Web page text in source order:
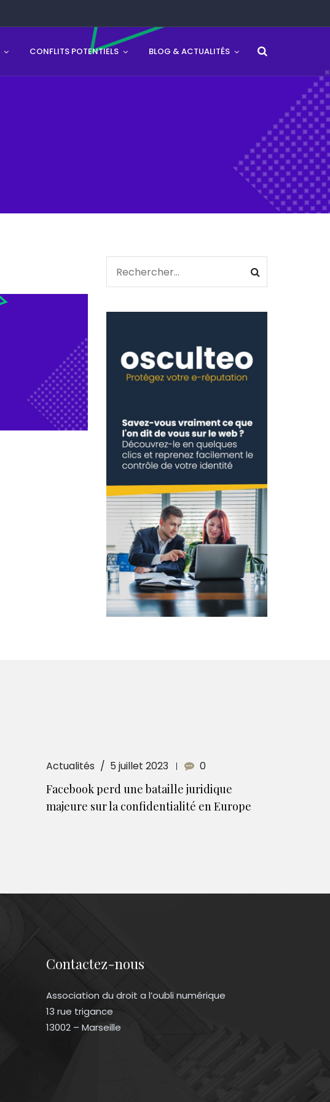
CONFLITS POTENTIELS BLOG & ACTUALITÉS
Actualités 5 juillet 2023 0
Facebook perd une bataille juridique
majeure sur la confidentialité en Europe
Contactez-nous
Association du droit a l’oubli numérique
13 rue trigance
13002 – Marseille